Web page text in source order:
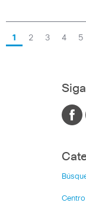
1 2 3 4 5